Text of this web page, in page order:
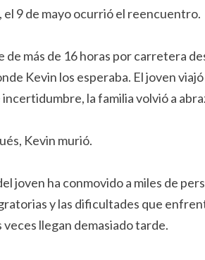
el 9 de mayo ocurrió el reencuentro.
de más de 16 horas por carretera
Kevin los esperaba. El joven
incertidumbre, la familia volvió a
Kevin murió.
joven ha conmovido a miles de
y las dificultades que
veces llegan demasiado tarde.